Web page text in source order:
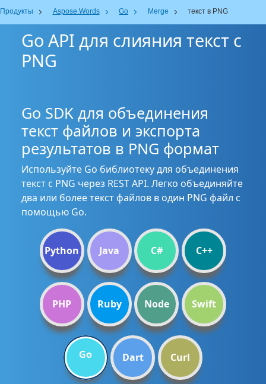
Продукты Aspose.Words Go Merge текст в PNG
Go API для слияния текст с
PNG
Go SDK для объединения
текст файлов и экспорта
результатов в PNG формат
Используйте Go библиотеку для объединения
текст с PNG через REST API. Легко объединяйте
два или более текст файлов в один PNG файл с
помощью Go.
Python Java C# C++
PHP Ruby Node Swift
Go Dart Curl